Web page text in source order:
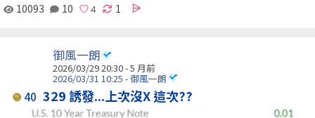
10093 10 1
御風一朗
2026/03/29 20:30 - 5 月前
2026/03/31 10:25 - 御風一朗
40 329 誘發...上次沒X 這次??